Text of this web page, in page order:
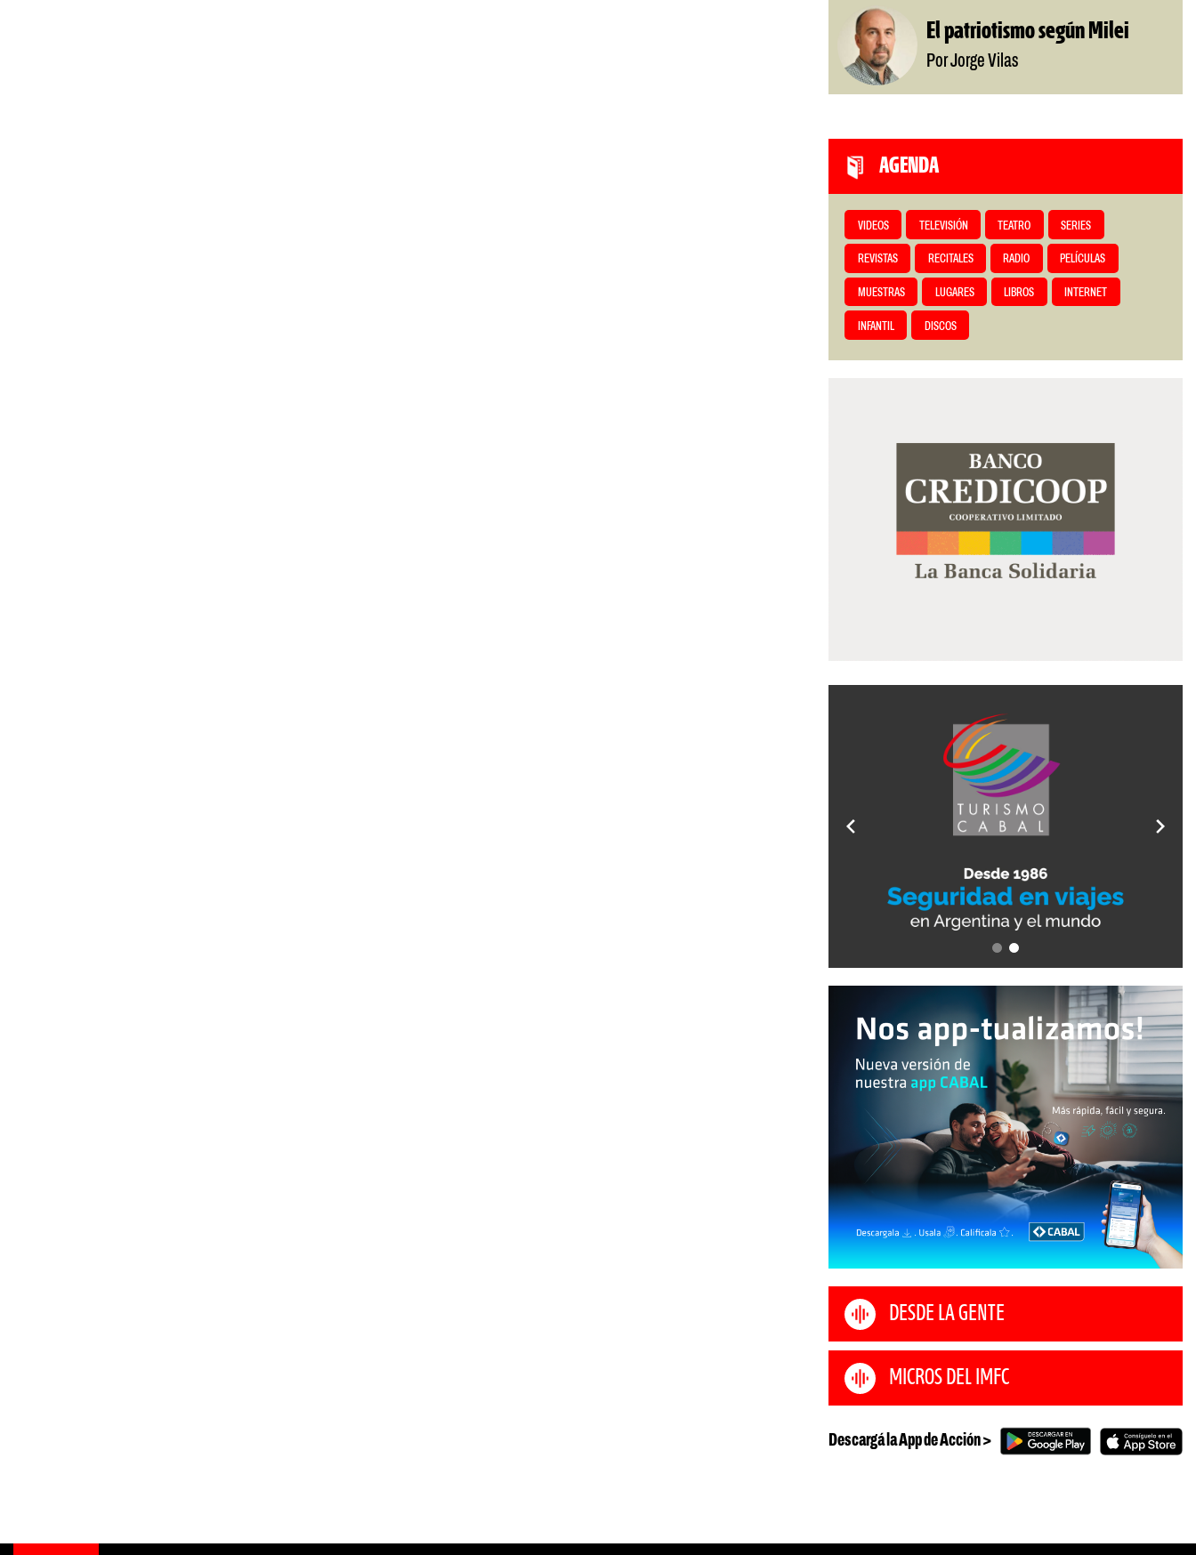
El patriotismo según Milei
Por Jorge Vilas
AGENDA
VIDEOS TELEVISIÓN TEATRO SERIES
REVISTAS RECITALES RADIO PELÍCULAS
MUESTRAS LUGARES LIBROS INTERNET
INFANTIL DISCOS
DESDE LA GENTE
MICROS DEL IMFC
Descargá la App de Acción >